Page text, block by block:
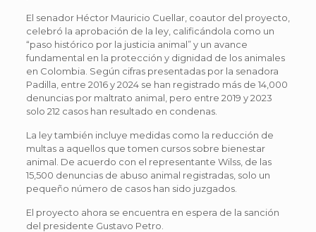
El senador Héctor Mauricio Cuellar, coautor del proyecto,
celebró la aprobación de la ley, calificándola como un
“paso histórico por la justicia animal” y un avance
fundamental en la protección y dignidad de los animales
en Colombia. Según cifras presentadas por la senadora
Padilla, entre 2016 y 2024 se han registrado más de 14,000
denuncias por maltrato animal, pero entre 2019 y 2023
solo 212 casos han resultado en condenas.
La ley también incluye medidas como la reducción de
multas a aquellos que tomen cursos sobre bienestar
animal. De acuerdo con el representante Wilss, de las
15,500 denuncias de abuso animal registradas, solo un
pequeño número de casos han sido juzgados.
El proyecto ahora se encuentra en espera de la sanción
del presidente Gustavo Petro.